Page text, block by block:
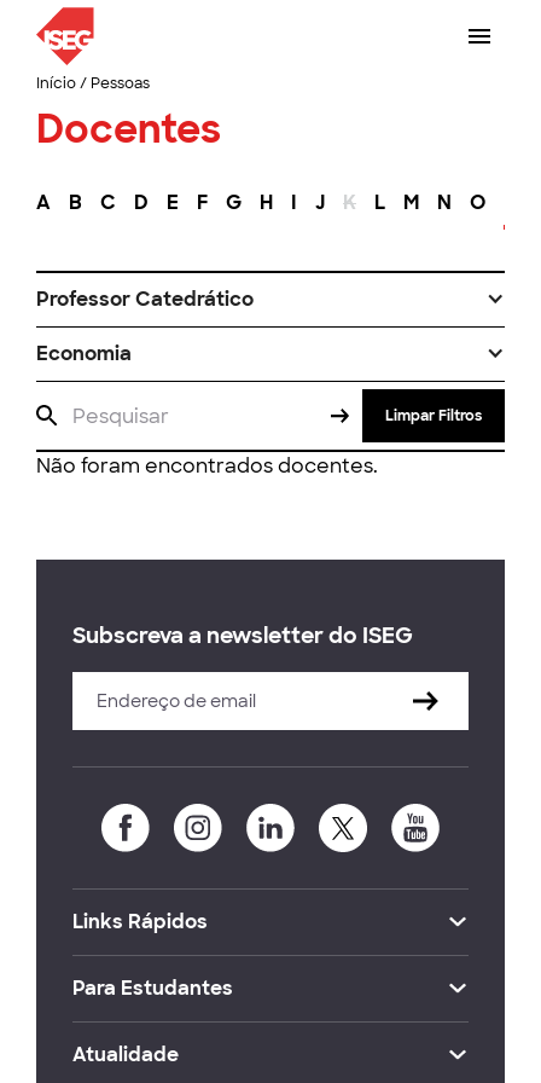
Início/ Pessoas
Docentes
A B C D E F G H I J K L M N O
Professor Catedrático
Economia
Limpar Filtros
Não foram encontrados docentes.
Subscreva a newsletter do ISEG
Links Rápidos
Para Estudantes
Atualidade